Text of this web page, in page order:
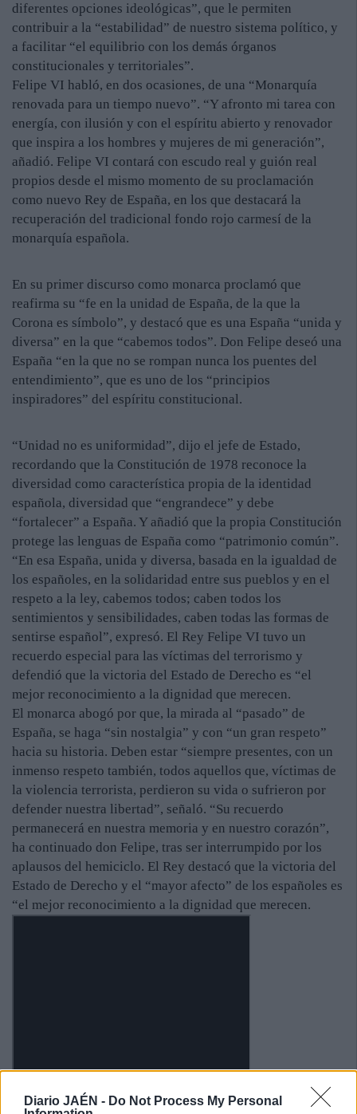
Diario JAÉN - Do Not Process My Personal
diferentes opciones ideológicas”, que le permiten
contribuir a la “estabilidad” de nuestro sistema político, y
a facilitar “el equilibrio con los demás órganos
constitucionales y territoriales”.
Felipe VI habló, en dos ocasiones, de una “Monarquía
renovada para un tiempo nuevo”. “Y afronto mi tarea con
energía, con ilusión y con el espíritu abierto y renovador
que inspira a los hombres y mujeres de mi generación”,
añadió. Felipe VI contará con escudo real y guión real
propios desde el mismo momento de su proclamación
como nuevo Rey de España, en los que destacará la
recuperación del tradicional fondo rojo carmesí de la
monarquía española.
En su primer discurso como monarca proclamó que
reafirma su “fe en la unidad de España, de la que la
Corona es símbolo”, y destacó que es una España “unida y
diversa” en la que “cabemos todos”. Don Felipe deseó una
España “en la que no se rompan nunca los puentes del
entendimiento”, que es uno de los “principios
inspiradores” del espíritu constitucional.
“Unidad no es uniformidad”, dijo el jefe de Estado,
recordando que la Constitución de 1978 reconoce la
diversidad como característica propia de la identidad
española, diversidad que “engrandece” y debe
“fortalecer” a España. Y añadió que la propia Constitución
protege las lenguas de España como “patrimonio común”.
“En esa España, unida y diversa, basada en la igualdad de
los españoles, en la solidaridad entre sus pueblos y en el
respeto a la ley, cabemos todos; caben todos los
sentimientos y sensibilidades, caben todas las formas de
sentirse español”, expresó. El Rey Felipe VI tuvo un
recuerdo especial para las víctimas del terrorismo y
defendió que la victoria del Estado de Derecho es “el
mejor reconocimiento a la dignidad que merecen.
El monarca abogó por que, la mirada al “pasado” de
España, se haga “sin nostalgia” y con “un gran respeto”
hacia su historia. Deben estar “siempre presentes, con un
inmenso respeto también, todos aquellos que, víctimas de
la violencia terrorista, perdieron su vida o sufrieron por
defender nuestra libertad”, señaló. “Su recuerdo
permanecerá en nuestra memoria y en nuestro corazón”,
ha continuado don Felipe, tras ser interrumpido por los
aplausos del hemiciclo. El Rey destacó que la victoria del
Estado de Derecho y el “mayor afecto” de los españoles es
“el mejor reconocimiento a la dignidad que merecen.